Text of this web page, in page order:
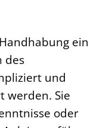
ein
des
und
werden. Sie
oder